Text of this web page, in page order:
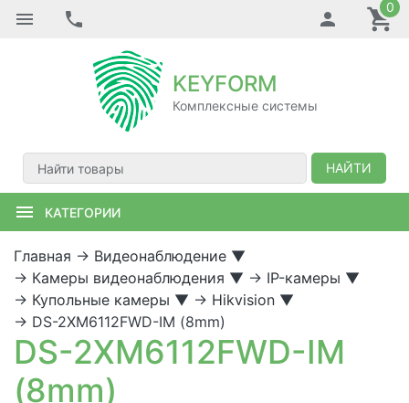
0
KEYFORM
Комплексные системы
НАЙТИ
КАТЕГОРИИ
Главная → Видеонаблюдение ▼
→ Камеры видеонаблюдения ▼ → IP-камеры ▼
→ Купольные камеры ▼ → Hikvision ▼
→ DS-2XM6112FWD-IM (8mm)
DS-2XM6112FWD-IM
(8mm)